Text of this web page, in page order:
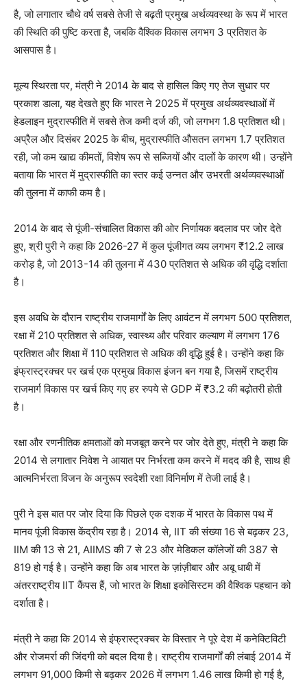
है, जो लगातार चौथे वर्ष सबसे तेजी से बढ़ती प्रमुख अर्थव्यवस्था के रूप में भारत
की स्थिति की पुष्टि करता है, जबकि वैश्विक विकास लगभग 3 प्रतिशत के
आसपास है।
मूल्य स्थिरता पर, मंत्री ने 2014 के बाद से हासिल किए गए तेज सुधार पर
प्रकाश डाला, यह देखते हुए कि भारत ने 2025 में प्रमुख अर्थव्यवस्थाओं में
हेडलाइन मुद्रास्फीति में सबसे तेज कमी दर्ज की, जो लगभग 1.8 प्रतिशत थी।
अप्रैल और दिसंबर 2025 के बीच, मुद्रास्फीति औसतन लगभग 1.7 प्रतिशत
रही, जो कम खाद्य कीमतों, विशेष रूप से सब्जियों और दालों के कारण थी। उन्होंने
बताया कि भारत में मुद्रास्फीति का स्तर कई उन्नत और उभरती अर्थव्यवस्थाओं
की तुलना में काफी कम है।
2014 के बाद से पूंजी-संचालित विकास की ओर निर्णायक बदलाव पर जोर देते
हुए, श्री पुरी ने कहा कि 2026-27 में कुल पूंजीगत व्यय लगभग ₹12.2 लाख
करोड़ है, जो 2013-14 की तुलना में 430 प्रतिशत से अधिक की वृद्धि दर्शाता
है।
इस अवधि के दौरान राष्ट्रीय राजमार्गों के लिए आवंटन में लगभग 500 प्रतिशत,
रक्षा में 210 प्रतिशत से अधिक, स्वास्थ्य और परिवार कल्याण में लगभग 176
प्रतिशत और शिक्षा में 110 प्रतिशत से अधिक की वृद्धि हुई है। उन्होंने कहा कि
इंफ्रास्ट्रक्चर पर खर्च एक प्रमुख विकास इंजन बन गया है, जिसमें राष्ट्रीय
राजमार्ग विकास पर खर्च किए गए हर रुपये से GDP में ₹3.2 की बढ़ोतरी होती
है।
रक्षा और रणनीतिक क्षमताओं को मजबूत करने पर जोर देते हुए, मंत्री ने कहा कि
2014 से लगातार निवेश ने आयात पर निर्भरता कम करने में मदद की है, साथ ही
आत्मनिर्भरता विजन के अनुरूप स्वदेशी रक्षा विनिर्माण में तेजी लाई है।
पुरी ने इस बात पर जोर दिया कि पिछले एक दशक में भारत के विकास पथ में
मानव पूंजी विकास केंद्रीय रहा है। 2014 से, IIT की संख्या 16 से बढ़कर 23,
IIM की 13 से 21, AIIMS की 7 से 23 और मेडिकल कॉलेजों की 387 से
819 हो गई है। उन्होंने कहा कि अब भारत के ज़ांज़ीबार और अबू धाबी में
अंतरराष्ट्रीय IIT कैंपस हैं, जो भारत के शिक्षा इकोसिस्टम की वैश्विक पहचान को
दर्शाता है।
मंत्री ने कहा कि 2014 से इंफ्रास्ट्रक्चर के विस्तार ने पूरे देश में कनेक्टिविटी
और रोजमर्रा की जिंदगी को बदल दिया है। राष्ट्रीय राजमार्गों की लंबाई 2014 में
लगभग 91,000 किमी से बढ़कर 2026 में लगभग 1.46 लाख किमी हो गई है,